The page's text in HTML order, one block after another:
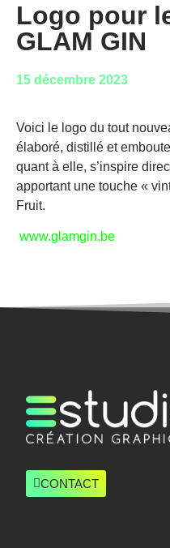
Logo pour
GLAM GIN
15 décembre 2023
Voici le logo du tout
élaboré, distillé et
quant à elle, s’inspire
apportant une touche «
Fruit.
www.glamgin.be
CONTACT